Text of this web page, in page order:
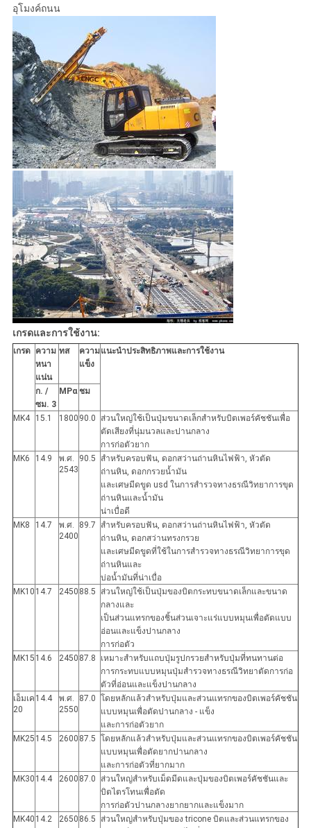
อุโมงค์ถนน
เกรดและการใช้งาน:
เกรด ความ
หนา
แน่น
ทส
ความ
แข็ง
แนะนำประสิทธิภาพและการใช้งาน
ก. /
ซม. 3
MPα ชม
MK4 15.1 1800 90.0
ส่วนใหญ่ใช้เป็นปุ่มขนาดเล็กสำหรับบิตเพอร์คัชชันเพื่อ
ตัดเสียงที่นุ่มนวลและปานกลาง
การก่อตัวยาก
MK6
14.9
พ.ศ.
2543
90.5
สำหรับครอบฟัน, ดอกสว่านถ่านหินไฟฟ้า, หัวตัด
ถ่านหิน, ดอกกรวยน้ำมัน
และเศษมีดขูด usd ในการสำรวจทางธรณีวิทยาการขุด
ถ่านหินและน้ำมัน
น่าเบื่อดี
MK8
14.7
พ.ศ.
2400
89.7
สำหรับครอบฟัน, ดอกสว่านถ่านหินไฟฟ้า, หัวตัด
ถ่านหิน, ดอกสว่านทรงกรวย
และเศษมีดขูดที่ใช้ในการสำรวจทางธรณีวิทยาการขุด
ถ่านหินและ
บ่อน้ำมันที่น่าเบื่อ
MK10 14.7 2450 88.5
ส่วนใหญ่ใช้เป็นปุ่มของบิตกระทบขนาดเล็กและขนาด
กลางและ
เป็นส่วนแทรกของชิ้นส่วนเจาะแร่แบบหมุนเพื่อตัดแบบ
อ่อนและแข็งปานกลาง
การก่อตัว
MK15 14.6 2450 87.8
เหมาะสำหรับแถบปุ่มรูปกรวยสำหรับปุ่มที่ทนทานต่อ
การกระทบแบบหมุนปุ่มสำรวจทางธรณีวิทยาตัดการก่อ
ตัวที่อ่อนและแข็งปานกลาง
เอ็มเค
20
14.4
พ.ศ.
2550
87.0 โดยหลักแล้วสำหรับปุ่มและส่วนแทรกของบิตเพอร์คัชชัน
แบบหมุนเพื่อตัดปานกลาง - แข็ง
และการก่อตัวยาก
MK25 14.5 2600 87.5 โดยหลักแล้วสำหรับปุ่มและส่วนแทรกของบิตเพอร์คัชชัน
แบบหมุนเพื่อตัดยากปานกลาง
และการก่อตัวที่ยากมาก
MK30 14.4 2600 87.0
ส่วนใหญ่สำหรับเม็ดมีดและปุ่มของบิตเพอร์คัชชันและ
บิตไตรโทนเพื่อตัด
การก่อตัวปานกลางยากยากและแข็งมาก
MK40 14.2 2650 86.5
ส่วนใหญ่สำหรับปุ่มของ tricone บิตและส่วนแทรกของ